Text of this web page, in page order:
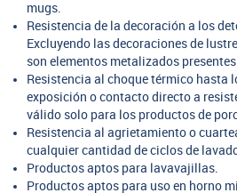
mugs.
Resistencia de la decoración a los
Excluyendo las decoraciones de
son elementos metalizados
Resistencia al choque térmico hasta
exposición o contacto directo a
válido solo para los productos de
Resistencia al agrietamiento o
cualquier cantidad de ciclos de
Productos aptos para lavavajillas.
Productos aptos para uso en horno